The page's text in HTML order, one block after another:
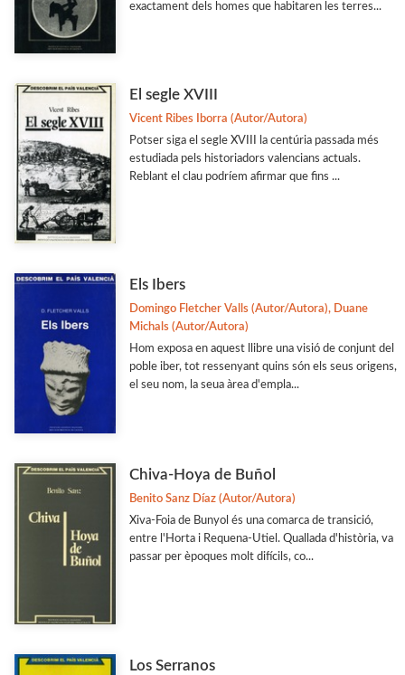
exactament dels homes que habitaren les terres...
El segle XVIII
Vicent Ribes Iborra (Autor/Autora)
Potser siga el segle XVIII la centúria passada més
estudiada pels historiadors valencians actuals.
Reblant el clau podríem afirmar que fins ...
Els Ibers
Domingo Fletcher Valls (Autor/Autora), Duane
Michals (Autor/Autora)
Hom exposa en aquest llibre una visió de conjunt del
poble iber, tot ressenyant quins són els seus origens,
el seu nom, la seua àrea d'empla...
Chiva-Hoya de Buñol
Benito Sanz Díaz (Autor/Autora)
Xiva-Foia de Bunyol és una comarca de transició,
entre l'Horta i Requena-Utiel. Quallada d'història, va
passar per èpoques molt difícils, co...
Los Serranos